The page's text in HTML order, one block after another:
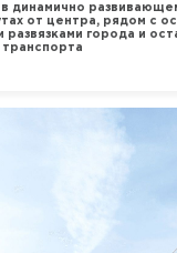
динамично
от центра, рядом с
развязками города и